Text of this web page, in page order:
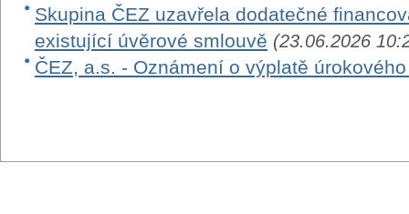
Skupina ČEZ uzavřela dodatečné
existující úvěrové smlouvě (23.06.2026
ČEZ, a.s. - Oznámení o výplatě